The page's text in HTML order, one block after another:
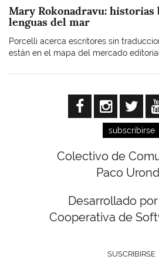
Mary Rokonadravu: historias
lenguas del mar
Porcelli acerca escritores sin
están en el mapa del mercado
subscribirse
Colectivo de
Paco
Desarrollado
Cooperativa de
SUSCRIBIRSE